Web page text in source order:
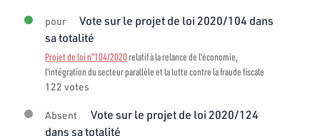
pour
Vote sur le projet de loi 2020/104 dans
sa totalité
Projet de loi n°104/2020relatif à la relance de l'économie,
l'intégration du secteur parallèle et la lutte contre la fraude fiscale
122 votes
Absent
Vote sur le projet de loi 2020/124
dans sa totalité